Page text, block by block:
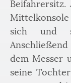
Mittelkonsole
sich und
dem Messer
seine